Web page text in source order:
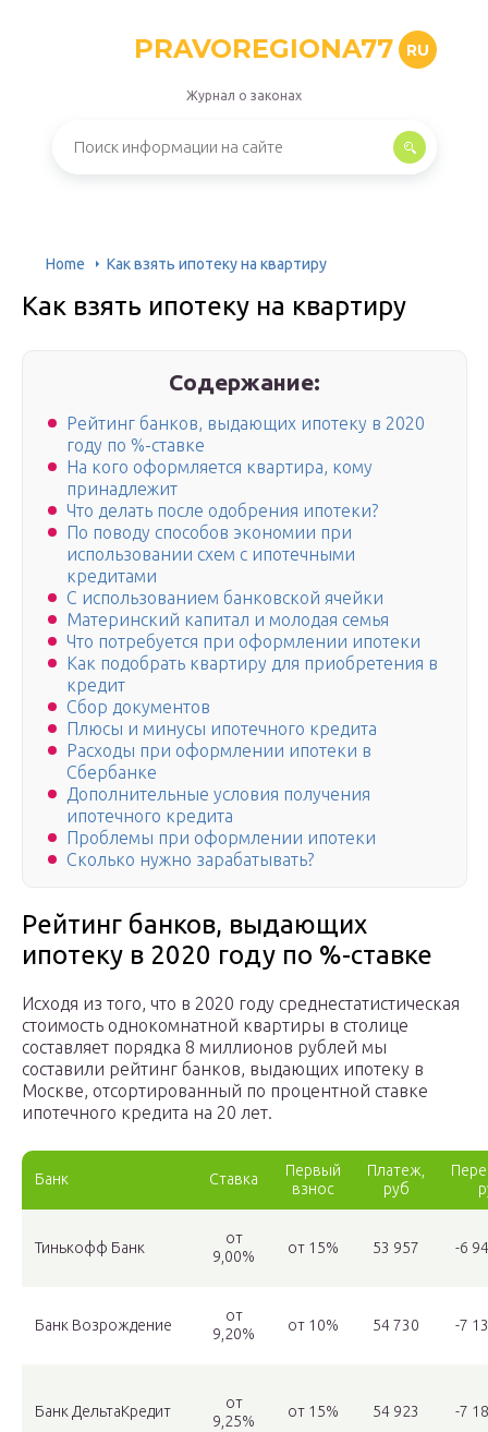
PRAVOREGIONA77 RU
Журнал о законах
Home Как взять ипотеку на квартиру
Как взять ипотеку на квартиру
Содержание:
Рейтинг банков, выдающих ипотеку в 2020
году по %-ставке
На кого оформляется квартира, кому
принадлежит
Что делать после одобрения ипотеки?
По поводу способов экономии при
использовании схем с ипотечными
кредитами
С использованием банковской ячейки
Материнский капитал и молодая семья
Что потребуется при оформлении ипотеки
Как подобрать квартиру для приобретения в
кредит
Сбор документов
Плюсы и минусы ипотечного кредита
Расходы при оформлении ипотеки в
Сбербанке
Дополнительные условия получения
ипотечного кредита
Проблемы при оформлении ипотеки
Сколько нужно зарабатывать?
Рейтинг банков, выдающих
ипотеку в 2020 году по %-ставке
Исходя из того, что в 2020 году среднестатистическая
стоимость однокомнатной квартиры в столице
составляет порядка 8 миллионов рублей мы
составили рейтинг банков, выдающих ипотеку в
Москве, отсортированный по процентной ставке
ипотечного кредита на 20 лет.
Банк Ставка
Первый
взнос
Платеж,
руб
Тинькофф Банк
от
9,00%
от 15% 53 957 -6
Банк Возрождение
от
9,20%
от 10% 54 730 -7
Банк ДельтаКредит
от
9,25%
от 15% 54 923 -7